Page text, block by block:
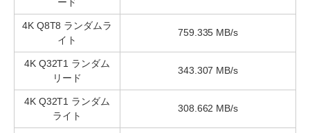
4K Q8T8 ランダムラ
イト
759.335 MB/s
4K Q32T1 ランダム
リード
343.307 MB/s
4K Q32T1 ランダム
ライト
308.662 MB/s